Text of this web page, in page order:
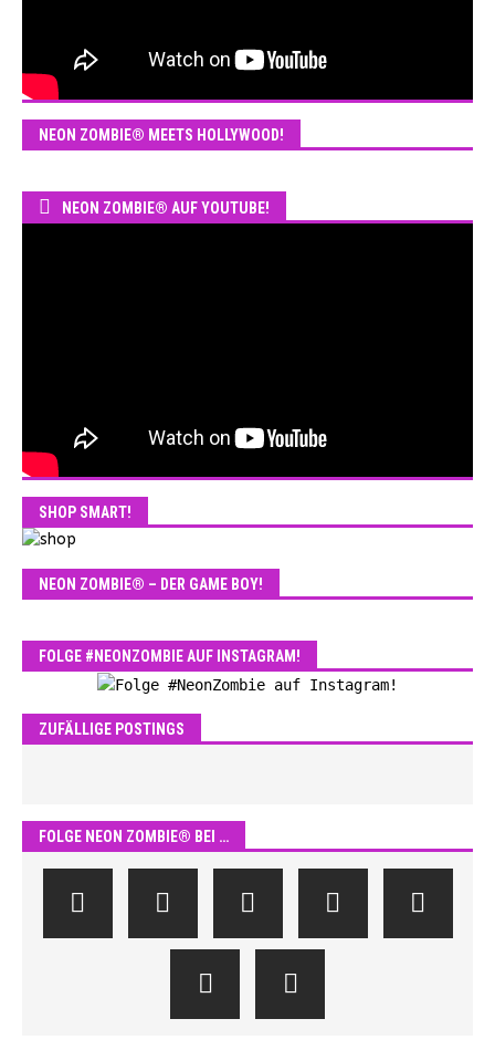
NEON ZOMBIE® MEETS HOLLYWOOD!
NEON ZOMBIE® AUF YOUTUBE!
SHOP SMART!
NEON ZOMBIE® – DER GAME BOY!
FOLGE #NEONZOMBIE AUF INSTAGRAM!
ZUFÄLLIGE POSTINGS
FOLGE NEON ZOMBIE® BEI …